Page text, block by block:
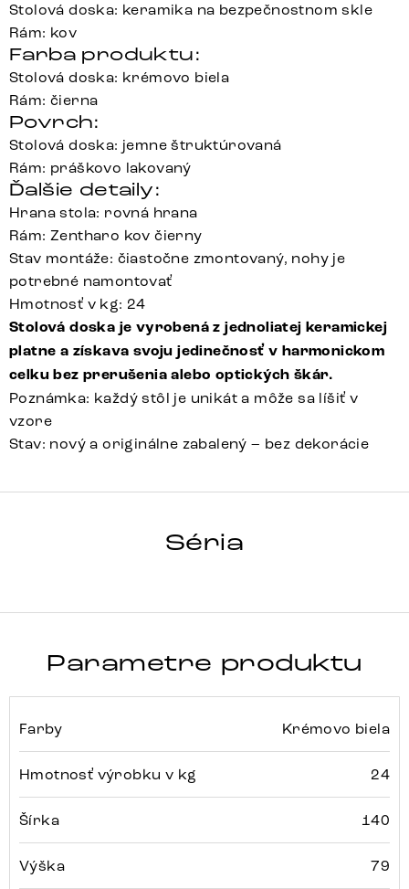
Stolová doska: keramika na bezpečnostnom skle
Rám: kov
Farba produktu:
Stolová doska: krémovo biela
Rám: čierna
Povrch:
Stolová doska: jemne štruktúrovaná
Rám: práškovo lakovaný
Ďalšie detaily:
Hrana stola: rovná hrana
Rám: Zentharo kov čierny
Stav montáže: čiastočne zmontovaný, nohy je
potrebné namontovať
Hmotnosť v kg: 24
Stolová doska je vyrobená z jednoliatej keramickej
platne a získava svoju jedinečnosť v harmonickom
celku bez prerušenia alebo optických škár.
Poznámka: každý stôl je unikát a môže sa líšiť v
vzore
Stav: nový a originálne zabalený – bez dekorácie
Séria
Parametre produktu
Farby Krémovo biela
Hmotnosť výrobku v kg 24
Šírka 140
Výška 79